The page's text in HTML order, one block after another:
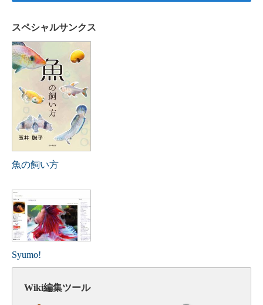
スペシャルサンクス
魚の飼い方
Syumo!
Wiki編集ツール